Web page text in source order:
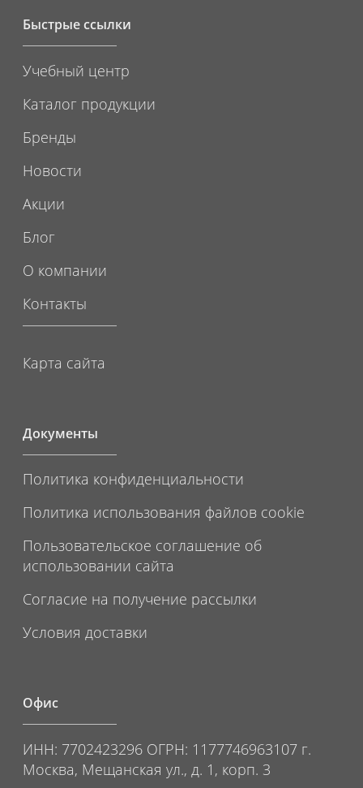
Быстрые ссылки
Учебный центр
Каталог продукции
Бренды
Новости
Акции
Блог
О компании
Контакты
Карта сайта
Документы
Политика конфиденциальности
Политика использования файлов cookie
Пользовательское соглашение об
использовании сайта
Согласие на получение рассылки
Условия доставки
Офис
ИНН: 7702423296 ОГРН: 1177746963107 г.
Москва, Мещанская ул., д. 1, корп. 3